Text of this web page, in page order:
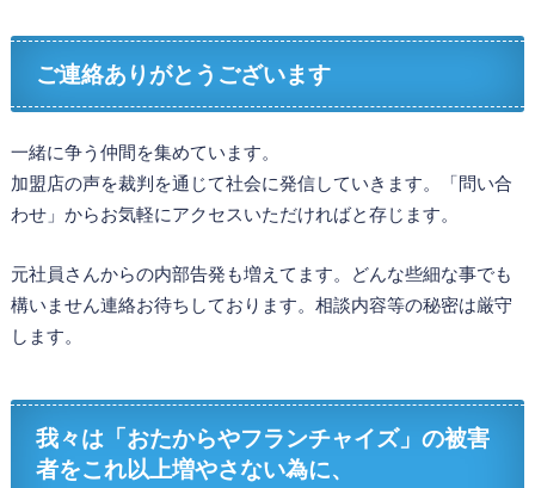
ご連絡ありがとうございます
一緒に争う仲間を集めています。
加盟店の声を裁判を通じて社会に発信していきます。「問い合
わせ」からお気軽にアクセスいただければと存じます。
元社員さんからの内部告発も増えてます。どんな些細な事でも
構いません連絡お待ちしております。相談内容等の秘密は厳守
します。
我々は「おたからやフランチャイズ」の被害
者をこれ以上増やさない為に、